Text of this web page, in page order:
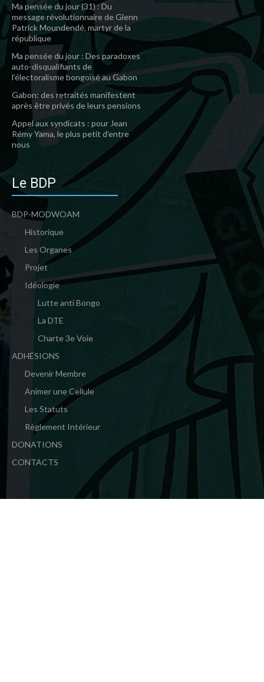
Ma pensée du jour (31) : Du
message révolutionnaire de Glenn
Patrick Moundendé, martyr de la
république
Ma pensée du jour : Des paradoxes
auto-disqualifiants de
l’électoralisme bongoïsé au Gabon
Gabon: des retraités manifestent
après être privés de leurs pensions
Appel aux syndicats : pour Jean
Rémy Yama, le plus petit d’entre
nous
Le BDP
BDP-MODWOAM
Historique
Les Organes
Projet
Idéologie
Lutte anti Bongo
La DTE
Charte 3e Voie
ADHÉSIONS
Devenir Membre
Animer une Cellule
Les Statuts
Règlement Intérieur
DONATIONS
CONTACTS